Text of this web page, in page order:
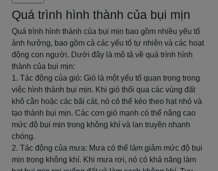
Quá trình hình thành của bụi mịn
Quá trình hình thành của bụi mịn bao gồm nhiều yếu tố
ảnh hưởng, bao gồm cả các yếu tố tự nhiên và các hoạt
động con người. Dưới đây là mô tả về quá trình hình
thành của bụi mịn:
1. Tác động của gió: Gió là một yếu tố quan trọng trong
việc hình thành bụi mịn. Khi gió thổi qua các vùng đất
khô cằn hoặc các bãi cát, nó có thể kéo theo hạt nhỏ và
tạo thành bụi mịn. Các cơn gió mạnh có thể nâng cao
mức độ bụi mịn trong không khí và lan truyền nhanh
chóng.
2. Tác động của mưa: Mưa có thể làm giảm mức độ bụi
mịn trong không khí. Khi mưa rơi, nó có khả năng làm